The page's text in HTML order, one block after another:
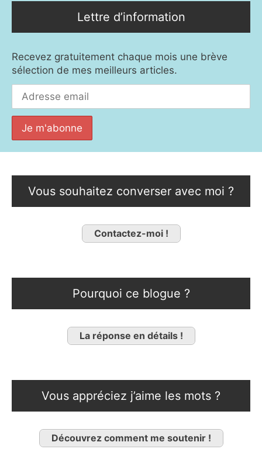
Lettre d’information
Recevez gratuitement chaque mois une brève
sélection de mes meilleurs articles.
Vous souhaitez converser avec moi ?
Contactez-moi !
Pourquoi ce blogue ?
La réponse en détails !
Vous appréciez j’aime les mots ?
Découvrez comment me soutenir !